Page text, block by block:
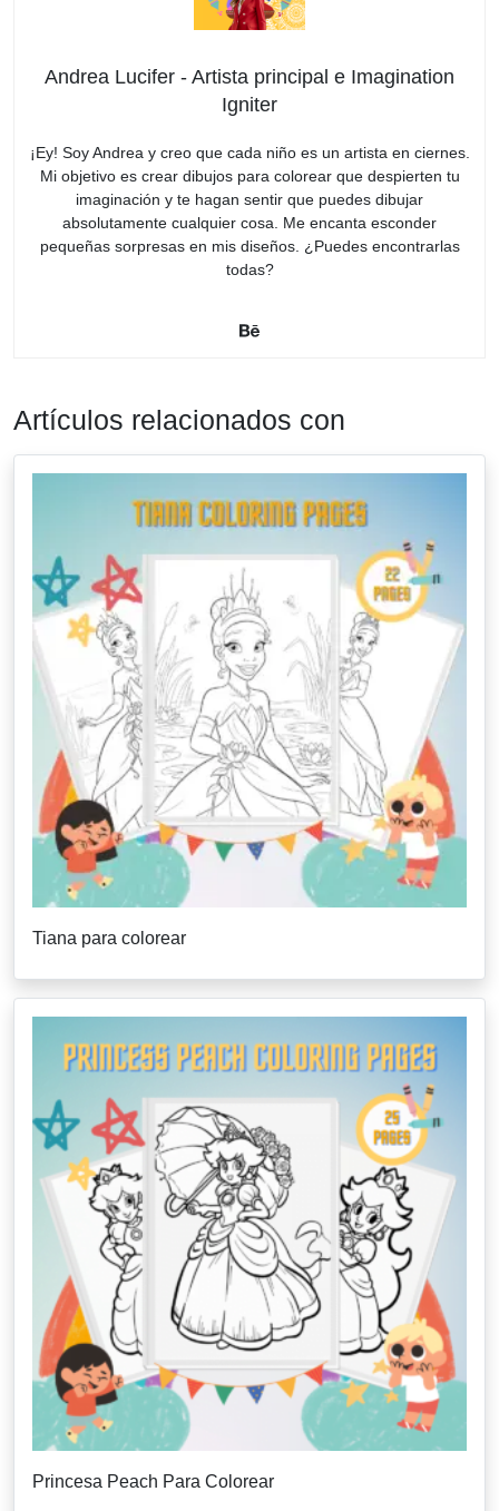
Andrea Lucifer - Artista principal e Imagination
Igniter
¡Ey! Soy Andrea y creo que cada niño es un artista en ciernes.
Mi objetivo es crear dibujos para colorear que despierten tu
imaginación y te hagan sentir que puedes dibujar
absolutamente cualquier cosa. Me encanta esconder
pequeñas sorpresas en mis diseños. ¿Puedes encontrarlas
todas?
Artículos relacionados con
Tiana para colorear
Princesa Peach Para Colorear